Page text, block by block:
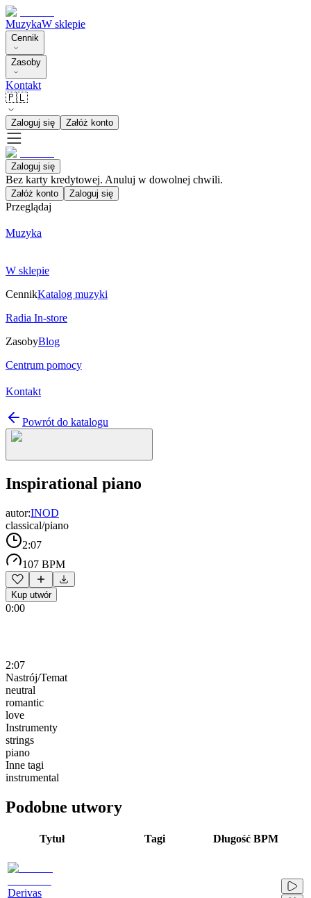
MuzykaW sklepie
Cennik
Zasoby
Kontakt
🇵🇱
Zaloguj się Załóż konto
Zaloguj się
Bez karty kredytowej. Anuluj w dowolnej chwili.
Załóż konto Zaloguj się
Przeglądaj
Muzyka
W sklepie
CennikKatalog muzyki
Radia In-store
ZasobyBlog
Centrum pomocy
Kontakt
Powrót do katalogu
Inspirational piano
autor:INOD
classical/piano
2:07
107 BPM
Kup utwór
0:00
2:07
Nastrój/Temat
neutral
romantic
love
Instrumenty
strings
piano
Inne tagi
instrumental
Podobne utwory
Tytuł Tagi Długość BPM
Derivas